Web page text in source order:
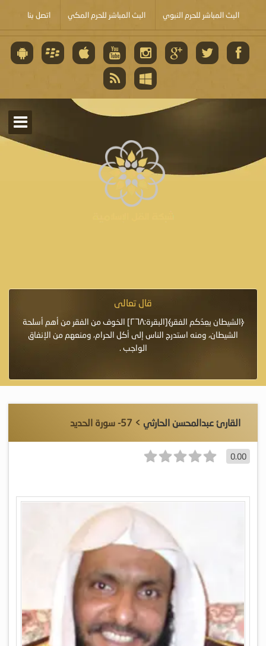
البث المباشر للحرم النبوي البث المباشر للحرم المكي اتصل بنا
قال تعالى
﴿الشيطان يعِدُكم الفقر﴾[البقرة:٢٦٨] الخوف من الفقر من أهم أسلحة
الشيطان، ومنه استدرج الناس إلى أكل الحرام، ومنعهم من الإنفاق
الواجب .
القارئ عبدالمحسن الحارثي > 57- سورة الحديد
0.00